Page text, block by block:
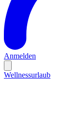
Anmelden
Wellnessurlaub